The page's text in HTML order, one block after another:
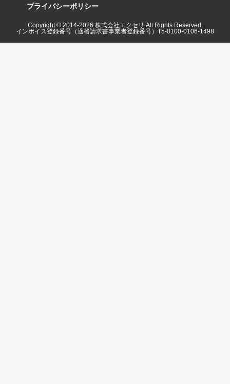
プライバシーポリシー
Copyright © 2014-2026 株式会社エクセリ All Rights Reserved.
インボイス登録番号（適格請求書事業者登録番号）T5-0100-0106-1498